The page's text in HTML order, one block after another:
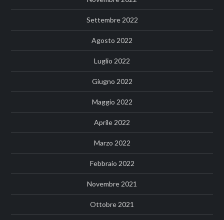
Settembre 2022
Agosto 2022
Luglio 2022
Giugno 2022
Maggio 2022
Aprile 2022
Marzo 2022
Febbraio 2022
Novembre 2021
Ottobre 2021